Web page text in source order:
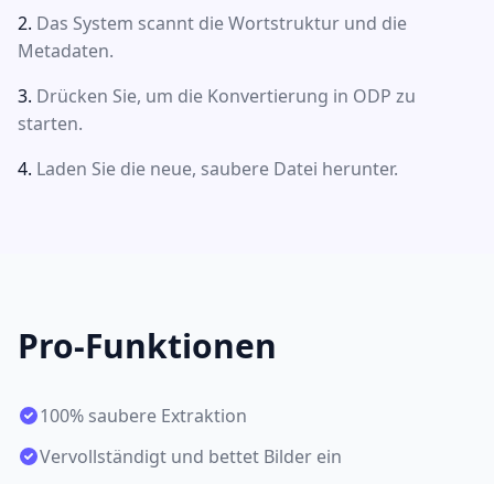
Das System scannt die Wortstruktur und die
Metadaten.
Drücken Sie, um die Konvertierung in ODP zu
starten.
Laden Sie die neue, saubere Datei herunter.
Pro-Funktionen
100% saubere Extraktion
Vervollständigt und bettet Bilder ein